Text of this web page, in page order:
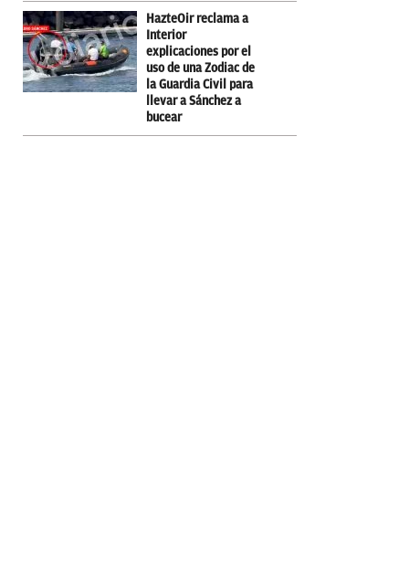
HazteOir reclama a
Interior
explicaciones por el
uso de una Zodiac de
la Guardia Civil para
llevar a Sánchez a
bucear